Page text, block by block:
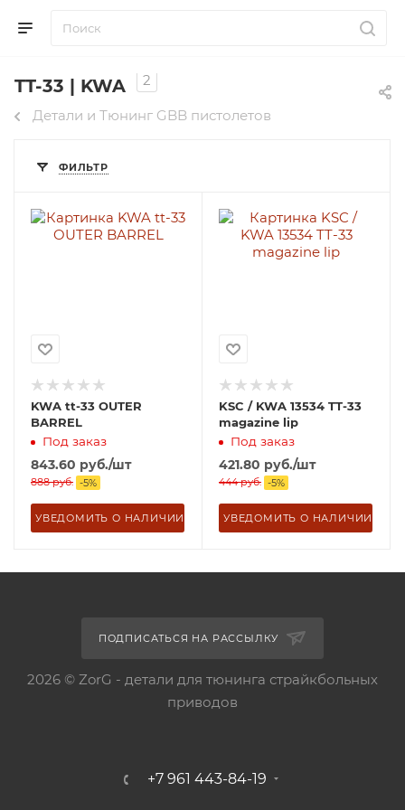
TT-33 | KWA 2
Детали и Тюнинг GBB пистолетов
ФИЛЬТР
KWA tt-33 OUTER
BARREL
Под заказ
843.60 руб./шт
888руб. -5%
УВЕДОМИТЬ О НАЛИЧИИ
KSC / KWA 13534 TT-33
magazine lip
Под заказ
421.80 руб./шт
444руб. -5%
УВЕДОМИТЬ О НАЛИЧИИ
ПОДПИСАТЬСЯ НА РАССЫЛКУ
2026 © ZorG - детали для тюнинга страйкбольных
приводов
+7 961 443-84-19